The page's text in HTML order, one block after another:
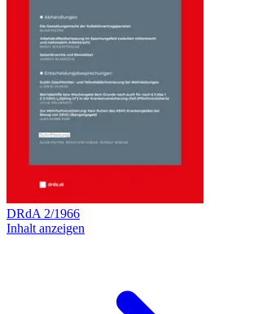
DRdA 2/1966
Inhalt anzeigen